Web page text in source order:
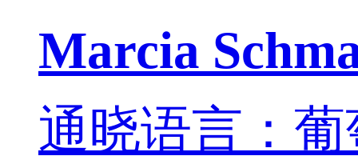
Marcia
通晓语言：